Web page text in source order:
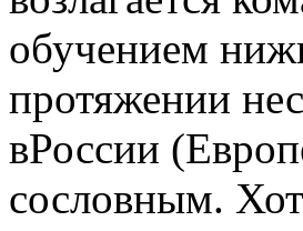
обучением
протяжении
вРоссии
сословным.